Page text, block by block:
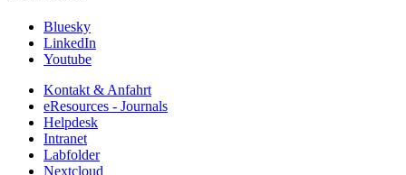
Bluesky
LinkedIn
Youtube
Kontakt & Anfahrt
eResources - Journals
Helpdesk
Intranet
Labfolder
Nextcloud